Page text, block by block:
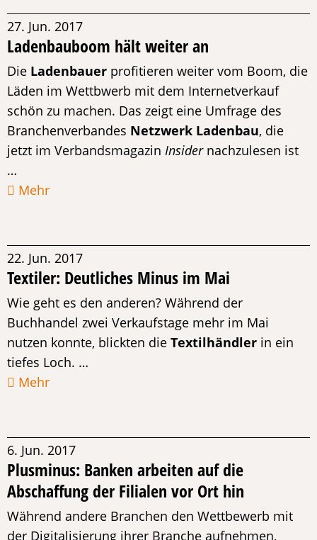
27. Jun. 2017
Ladenbauboom hält weiter an
Die Ladenbauer profitieren weiter vom Boom, die
Läden im Wettbwerb mit dem Internetverkauf
schön zu machen. Das zeigt eine Umfrage des
Branchenverbandes Netzwerk Ladenbau, die
jetzt im Verbandsmagazin Insidernachzulesen ist
…
Mehr
22. Jun. 2017
Textiler: Deutliches Minus im Mai
Wie geht es den anderen? Während der
Buchhandel zwei Verkaufstage mehr im Mai
nutzen konnte, blickten die Textilhändler in ein
tiefes Loch. …
Mehr
6. Jun. 2017
Plusminus: Banken arbeiten auf die
Abschaffung der Filialen vor Ort hin
Während andere Branchen den Wettbewerb mit
der Digitalisierung ihrer Branche aufnehmen,